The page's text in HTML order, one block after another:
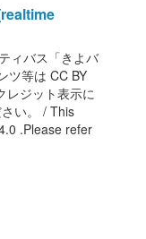
ィバス「きよバ
ツ等は CC BY
レジット表示に
い。 / This
.Please refer